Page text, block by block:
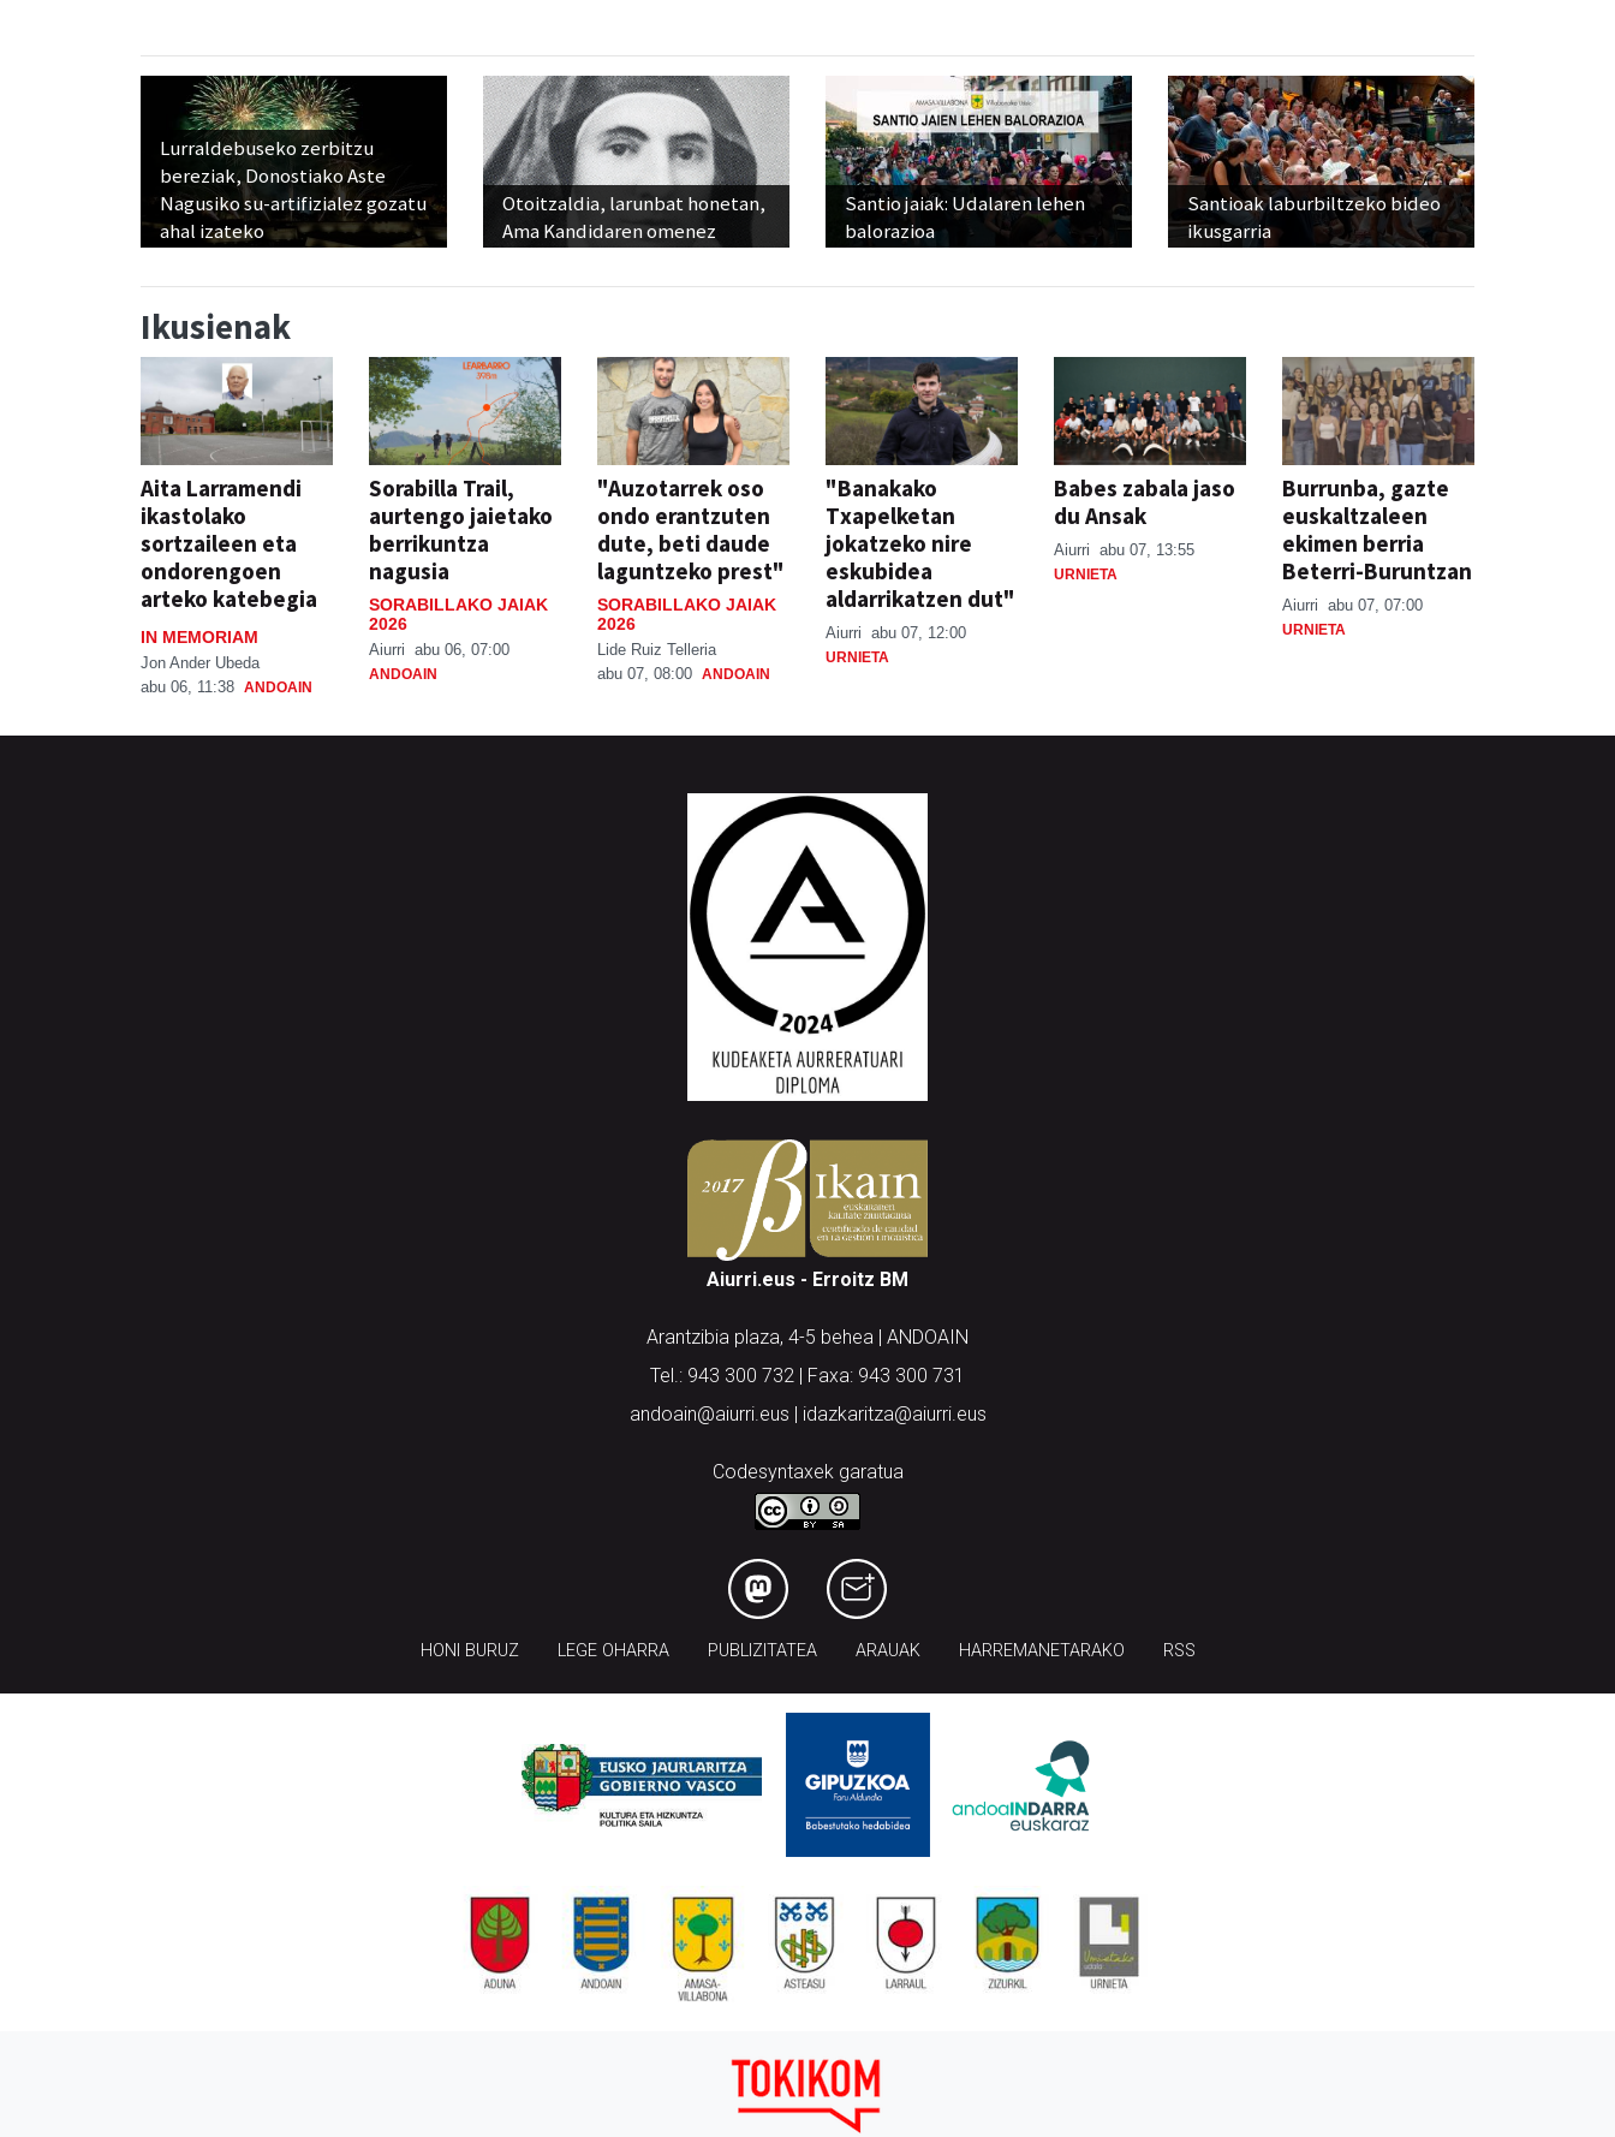
Lurraldebuseko zerbitzu
bereziak, Donostiako Aste
Nagusiko su-artifizialez gozatu
ahal izateko
Otoitzaldia, larunbat honetan,
Ama Kandidaren omenez
Santio jaiak: Udalaren lehen
balorazioa
Santioak laburbiltzeko bideo
ikusgarria
Ikusienak
Aita Larramendi
ikastolako
sortzaileen eta
ondorengoen
arteko katebegia
IN MEMORIAM
Jon Ander Ubeda
abu 06, 11:38 ANDOAIN
Sorabilla Trail,
aurtengo jaietako
berrikuntza
nagusia
SORABILLAKO JAIAK
2026
Aiurri abu 06, 07:00
ANDOAIN
"Auzotarrek oso
ondo erantzuten
dute, beti daude
laguntzeko prest"
SORABILLAKO JAIAK
2026
Lide Ruiz Telleria
abu 07, 08:00 ANDOAIN
"Banakako
Txapelketan
jokatzeko nire
eskubidea
aldarrikatzen dut"
Aiurri abu 07, 12:00
URNIETA
Babes zabala jaso
du Ansak
Aiurri abu 07, 13:55
URNIETA
Burrunba, gazte
euskaltzaleen
ekimen berria
Beterri-Buruntzan
Aiurri abu 07, 07:00
URNIETA
Aiurri.eus - Erroitz BM
Arantzibia plaza, 4-5 behea | ANDOAIN
Tel.: 943 300 732 | Faxa: 943 300 731
andoain@aiurri.eus | idazkaritza@aiurri.eus
Codesyntaxek garatua
HONI BURUZ LEGE OHARRA PUBLIZITATEA ARAUAK HARREMANETARAKO RSS